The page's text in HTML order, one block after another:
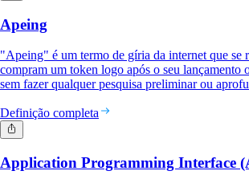
Apeing
"Apeing" é um termo de gíria da internet que se
compram um token logo após o seu lançamento
sem fazer qualquer pesquisa preliminar ou
Definição completa
Application Programming Interface